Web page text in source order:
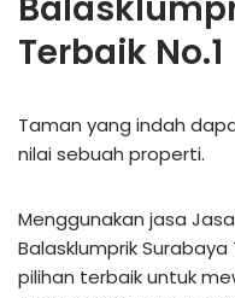
Terbaik No.1
Taman yang indah
nilai sebuah properti.
Menggunakan jasa
Balasklumprik
pilihan terbaik untuk